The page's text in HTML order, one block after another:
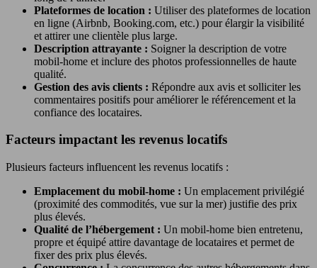
Plateformes de location : Utiliser des plateformes de location
en ligne (Airbnb, Booking.com, etc.) pour élargir la visibilité
et attirer une clientèle plus large.
Description attrayante : Soigner la description de votre
mobil-home et inclure des photos professionnelles de haute
qualité.
Gestion des avis clients : Répondre aux avis et solliciter les
commentaires positifs pour améliorer le référencement et la
confiance des locataires.
Facteurs impactant les revenus locatifs
Plusieurs facteurs influencent les revenus locatifs :
Emplacement du mobil-home : Un emplacement privilégié
(proximité des commodités, vue sur la mer) justifie des prix
plus élevés.
Qualité de l’hébergement : Un mobil-home bien entretenu,
propre et équipé attire davantage de locataires et permet de
fixer des prix plus élevés.